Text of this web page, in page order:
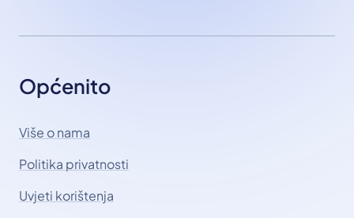
Općenito
Više o nama
Politika privatnosti
Uvjeti korištenja